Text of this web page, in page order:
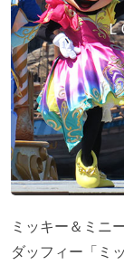
ミッキー＆ミニ
ダッフィー「ミ